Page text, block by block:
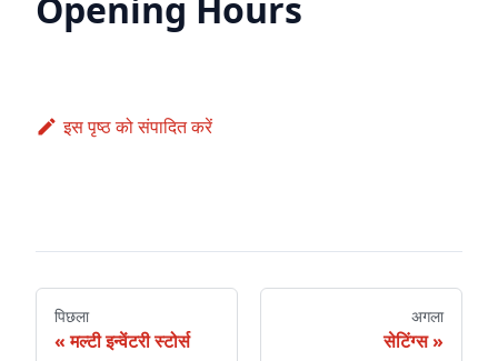
इस पृष्ठ को संपादित करें
पिछला
मल्टी इन्वेंटरी स्टोर्स
अगला
सेटिंग्स